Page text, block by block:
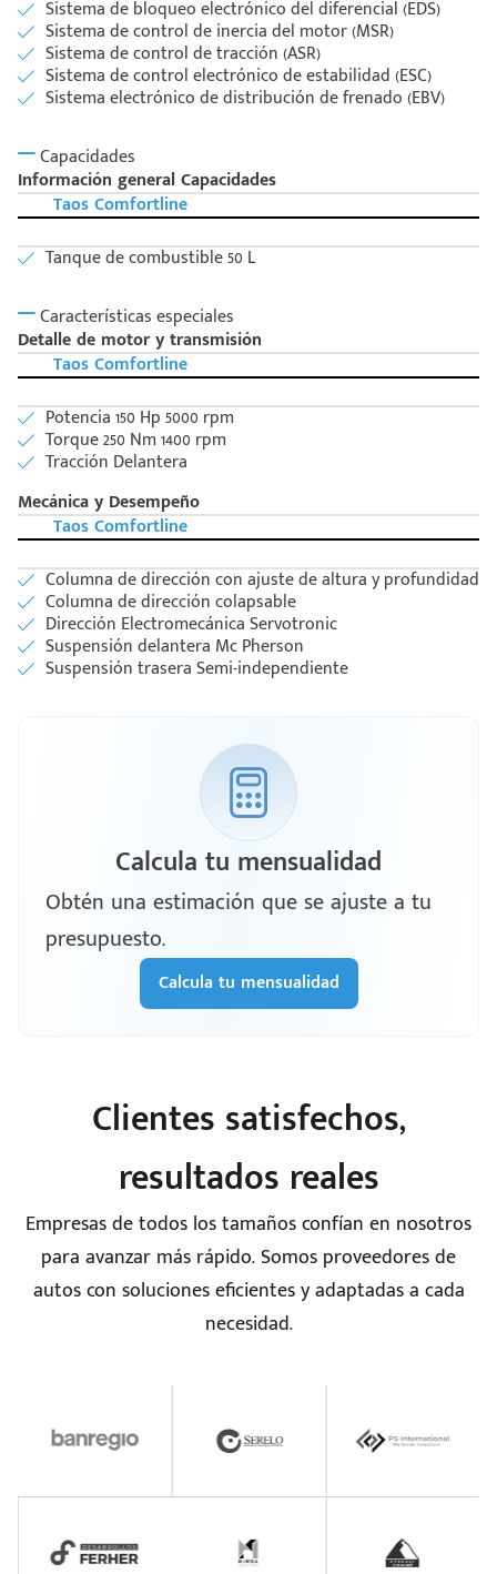
Sistema de bloqueo electrónico del diferencial (EDS)
Sistema de control de inercia del motor (MSR)
Sistema de control de tracción (ASR)
Sistema de control electrónico de estabilidad (ESC)
Sistema electrónico de distribución de frenado (EBV)
Capacidades
Información general Capacidades
Taos Comfortline
Tanque de combustible 50 L
Características especiales
Detalle de motor y transmisión
Taos Comfortline
Potencia 150 Hp 5000 rpm
Torque 250 Nm 1400 rpm
Tracción Delantera
Mecánica y Desempeño
Taos Comfortline
Columna de dirección con ajuste de altura y profundidad
Columna de dirección colapsable
Dirección Electromecánica Servotronic
Suspensión delantera Mc Pherson
Suspensión trasera Semi-independiente
Calcula tu mensualidad
Obtén una estimación que se ajuste a tu
presupuesto.
Calcula tu mensualidad
Clientes satisfechos,
resultados reales
Empresas de todos los tamaños confían en nosotros
para avanzar más rápido. Somos proveedores de
autos con soluciones eficientes y adaptadas a cada
necesidad.